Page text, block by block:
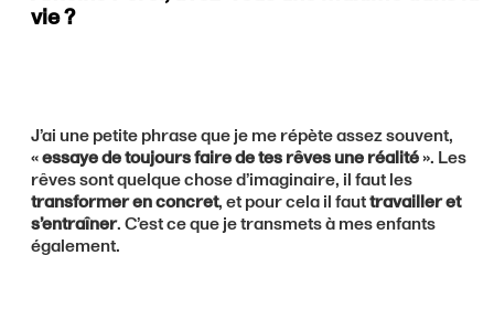
vie ?
J’ai une petite phrase que je me répète assez souvent,
«essaye de toujours faire de tes rêves une réalité». Les
rêves sont quelque chose d’imaginaire, il faut les
transformer en concret, et pour cela il fauttravailler et
s’entraîner. C’est ce que je transmets à mes enfants
également.